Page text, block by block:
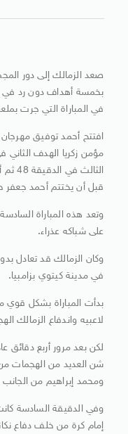
صعد الزمالك إلى دور
في المباراة التي جرت
قبل أن يختتم أحمد جعفر
وتعد هذه المباراة
على شباكه عذراء.
وكان الزمالك قد تعادل
في مدينة كيتوي بزامبيا.
بدأت المباراة بشكل قوي
لاعبيه واندفاع الزمالك
لكن بعد مرور أربع دقائق
شن العديد من الهجمات
ومحمد إبراهيم من الجانب
وفي الدقيقة السادسة
إمام كرة من خلف دفاع